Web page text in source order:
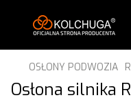
OSŁONY PODWOZIA
Osłona silnika